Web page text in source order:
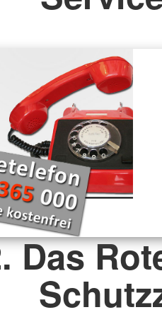
Das